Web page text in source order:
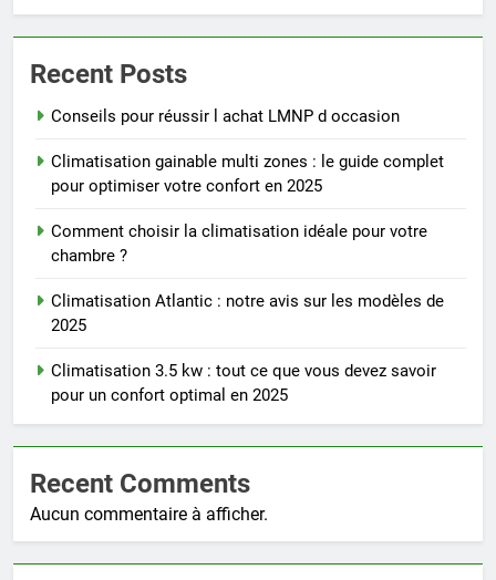
Recent Posts
Conseils pour réussir l achat LMNP d occasion
Climatisation gainable multi zones : le guide complet
pour optimiser votre confort en 2025
Comment choisir la climatisation idéale pour votre
chambre ?
Climatisation Atlantic : notre avis sur les modèles de
2025
Climatisation 3.5 kw : tout ce que vous devez savoir
pour un confort optimal en 2025
Recent Comments
Aucun commentaire à afficher.